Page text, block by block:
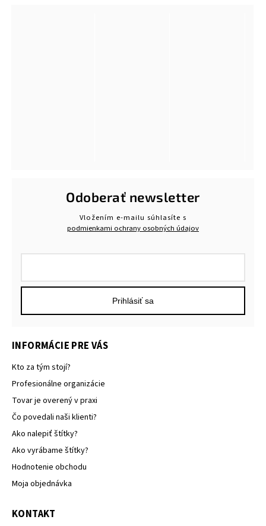
INFORMÁCIE PRE VÁS
Kto za tým stojí?
Profesionálne organizácie
Tovar je overený v praxi
Čo povedali naši klienti?
Ako nalepiť štítky?
Ako vyrábame štítky?
Hodnotenie obchodu
Moja objednávka
KONTAKT
Odoberať newsletter
Vložením e-mailu súhlasíte s
podmienkami ochrany osobných údajov
Prihlásiť sa